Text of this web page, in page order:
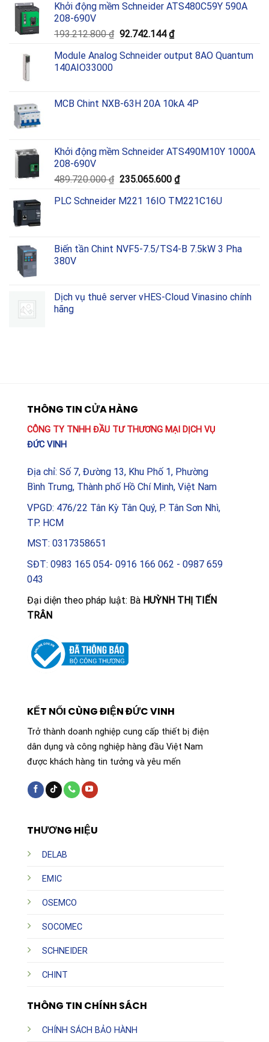
Khởi động mềm Schneider ATS480C59Y 590A
208-690V
193.212.800₫ Giá
là:
92.742.144₫Giá
tại
Module Analog Schneider output 8AO Quantum
140AIO33000
MCB Chint NXB-63H 20A 10kA 4P
Khởi động mềm Schneider ATS490M10Y 1000A
208-690V
489.720.000₫ Giá
là:
235.065.600 ₫Giá
tại
PLC Schneider M221 16IO TM221C16U
Biến tần Chint NVF5-7.5/TS4-B 7.5kW 3 Pha
380V
Dịch vụ thuê server vHES-Cloud Vinasino chính
hãng
THÔNG TIN CỬA HÀNG
CÔNG TY TNHH ĐẦU TƯ THƯƠNG MẠI DỊCH VỤ
ĐỨC VINH
Địa chỉ: Số 7, Đường 13, Khu Phố 1, Phường
Bình Trưng, Thành phố Hồ Chí Minh, Việt Nam
VPGD: 476/22 Tân Kỳ Tân Quý, P. Tân Sơn Nhì,
TP. HCM
MST: 0317358651
SĐT: 0983 165 054- 0916 166 062 - 0987 659
043
Đại diện theo pháp luật: Bà HUỲNH THỊ TIẾN
TRÂN
THƯƠNG HIỆU
DELAB
EMIC
OSEMCO
SOCOMEC
SCHNEIDER
CHINT
THÔNG TIN CHÍNH SÁCH
CHÍNH SÁCH BẢO HÀNH
KẾT NỐI CÙNG ĐIỆN ĐỨC VINH
Trở thành doanh nghiệp cung cấp thiết bị điện
dân dụng và công nghiệp hàng đầu Việt Nam
được khách hàng tin tưởng và yêu mến